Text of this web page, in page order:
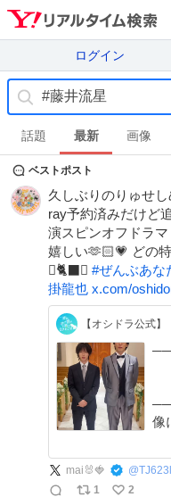
ログイン
話題 最新 画像
ベストポスト
久しぶりのりゅせ
ray予約済みだけど
演スピンオフドラ
嬉しい🫶🏻💗 どの
📸🐈‍⬛💕 #ぜんぶあな
掛龍也 x.com/
──
像
編
ス
mai🐰🍓 @
1
2